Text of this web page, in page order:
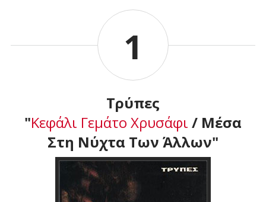
1
Τρύπες
"Κεφάλι Γεμάτο Χρυσάφι / Μέσα
Στη Νύχτα Των Άλλων"